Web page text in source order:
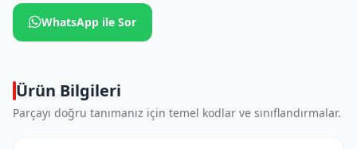
WhatsApp ile Sor
Ürün Bilgileri
Parçayı doğru tanımanız için temel kodlar ve sınıflandırmalar.